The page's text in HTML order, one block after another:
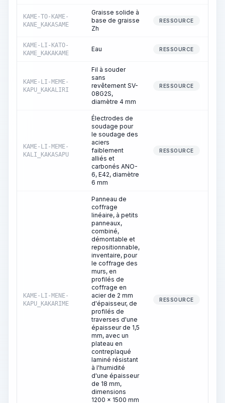
KAME-TO-KAME-
KANE_KAKASAME
Graisse solide à
base de graisse
Zh
RESSOURCE
KAME-LI-KATO-
KAME_KAKAKAME
Eau RESSOURCE
KAME-LI-MEME-
KAPU_KAKALIRI
Fil à souder
sans
revêtement SV-
08G2S,
diamètre 4 mm
RESSOURCE
KAME-LI-MEME-
KALI_KAKASAPU
Électrodes de
soudage pour
le soudage des
aciers
faiblement
alliés et
carbonés ANO-
6, E42, diamètre
6 mm
RESSOURCE
KAME-LI-MENE-
KAPU_KAKARIME
Panneau de
coffrage
linéaire, à petits
panneaux,
combiné,
démontable et
repositionnable,
inventaire, pour
le coffrage des
murs, en
profilés de
coffrage en
acier de 2 mm
d'épaisseur, de
profilés de
traverses d'une
épaisseur de 1,5
mm, avec un
plateau en
contreplaqué
laminé résistant
à l'humidité
d'une épaisseur
de 18 mm,
dimensions
1200 x 1500 mm
RESSOURCE